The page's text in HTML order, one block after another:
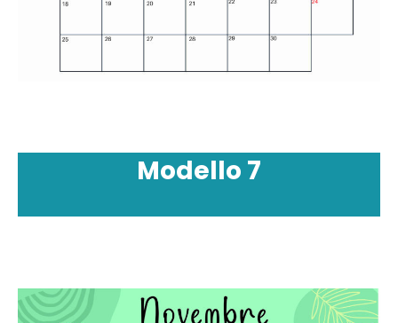
Modello 7